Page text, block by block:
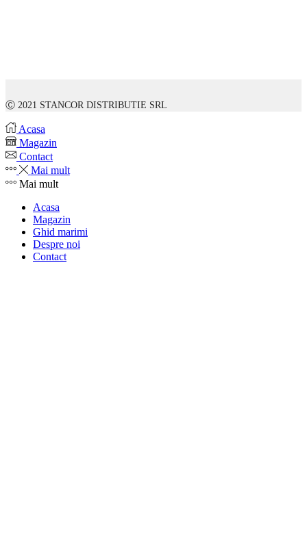
Ⓒ 2021 STANCOR DISTRIBUTIE SRL
Acasa
Magazin
Contact
Mai mult
Mai mult
Acasa
Magazin
Ghid marimi
Despre noi
Contact